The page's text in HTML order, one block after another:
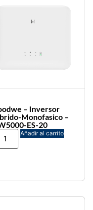
– Inversor
Monofasico –
ES-20
Añadir al carrito